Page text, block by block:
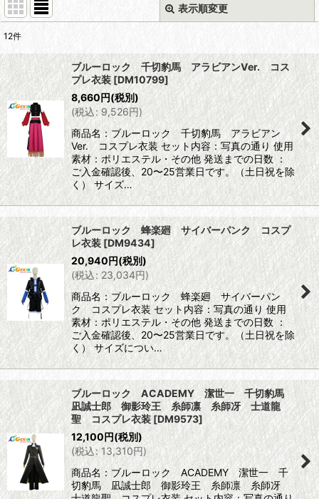
表示順変更
並び順:
絞り込む
12件
ブルーロック 千切豹馬 アラビアンVer. コス
プレ衣装 [DM10799]
8,660円(税別)
(税込: 9,526円)
商品名：ブルーロック 千切豹馬 アラビアン
Ver. コスプレ衣装 セット内容：写真の通り 使用
素材：ポリエステル・その他 発送までの日数 ：
ご入金確認後、20〜25営業日です。（土日祝を除
く） サイズ…
ブルーロック 蜂楽廻 サイバーパンク コスプ
レ衣装[DM9434]
20,940円(税別)
(税込: 23,034円)
商品名：ブルーロック 蜂楽廻 サイバーパン
ク コスプレ衣装 セット内容：写真の通り 使用
素材：ポリエステル・その他 発送までの日数 ：
ご入金確認後、20〜25営業日です。（土日祝を除
く） サイズについ…
ブルーロック ACADEMY 潔世一 千切豹馬
凪誠士郎 御影玲王 糸師凛 糸師冴 士道龍
聖 コスプレ衣装 [DM9573]
12,100円(税別)
(税込: 13,310円)
商品名：ブルーロック ACADEMY 潔世一 千
切豹馬 凪誠士郎 御影玲王 糸師凛 糸師冴